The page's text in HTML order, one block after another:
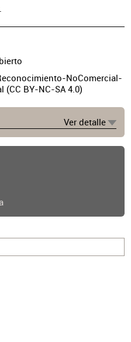
NoComercial-
(CC BY-NC-SA 4.0)
Ver detalle